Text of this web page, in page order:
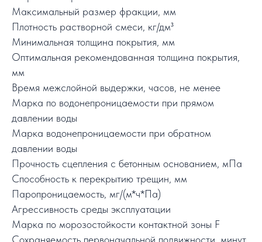
Максимальный размер фракции, мм
Плотность растворной смеси, кг/дм³
Минимальная толщина покрытия, мм
Оптимальная рекомендованная толщина покрытия,
мм
Время межслойной выдержки, часов, не менее
Марка по водонепроницаемости при прямом
давлении воды
Марка водонепроницаемости при обратном
давлении воды
Прочность сцепления с бетонным основанием, мПа
Способность к перекрытию трещин, мм
Паропроницаемость, мг/(м*ч*Па)
Агрессивность среды эксплуатации
Марка по морозостойкости контактной зоны F
Сохраняемость первоначальной подвижности, минут,